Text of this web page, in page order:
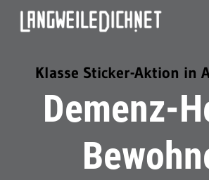
Klasse Sticker-Aktion in
Demenz-